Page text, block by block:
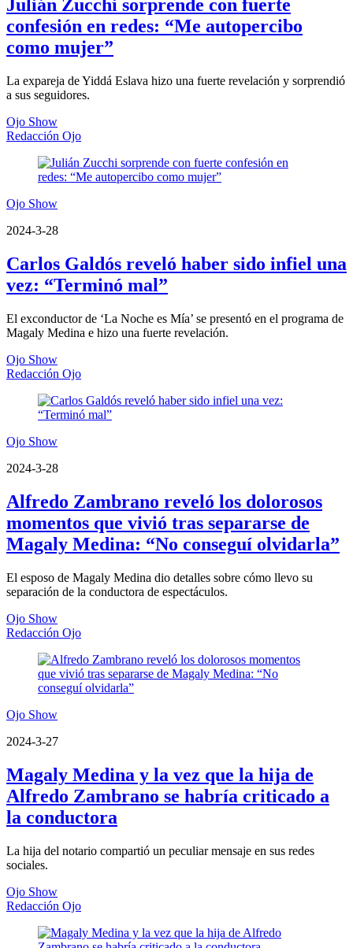
Julián Zucchi sorprende con fuerte
confesión en redes: “Me autopercibo
como mujer”
La expareja de Yiddá Eslava hizo una fuerte revelación y sorprendió
a sus seguidores.
Ojo Show
Redacción Ojo
Ojo Show
2024-3-28
Carlos Galdós reveló haber sido infiel una
vez: “Terminó mal”
El exconductor de ‘La Noche es Mía’ se presentó en el programa de
Magaly Medina e hizo una fuerte revelación.
Ojo Show
Redacción Ojo
Ojo Show
2024-3-28
Alfredo Zambrano reveló los dolorosos
momentos que vivió tras separarse de
Magaly Medina: “No conseguí olvidarla”
El esposo de Magaly Medina dio detalles sobre cómo llevo su
separación de la conductora de espectáculos.
Ojo Show
Redacción Ojo
Ojo Show
2024-3-27
Magaly Medina y la vez que la hija de
Alfredo Zambrano se habría criticado a
la conductora
La hija del notario compartió un peculiar mensaje en sus redes
sociales.
Ojo Show
Redacción Ojo